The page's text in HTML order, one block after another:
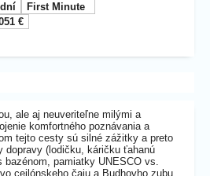
First Minute
€
ale aj neuveriteľne milými a
komfortného poznávania a
tejto cesty sú silné zážitky a preto
dopravy (lodičku, káričku ťahanú
bazénom, pamiatky UNESCO vs.
cejlónskeho čaju a Budhovho zubu.